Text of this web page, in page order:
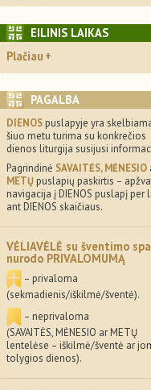
EILINIS LAIKAS
Plačiau
PAGALBA
DIENOS puslapyje yra
šiuo metu turima su konkrečios
dienos liturgija susijusi
Pagrindinė SAVAITĖS, MĖNESIO
METŲ puslapių paskirtis –
navigacija į DIENOS puslapį per
ant DIENOS skaičiaus.
VĖLIAVĖLĖ su šventimo
nurodo PRIVALOMUMĄ
– privaloma
(sekmadienis/iškilmė/šventė).
– neprivaloma
(SAVAITĖS, MĖNESIO ar METŲ
lentelėse – iškilmė/šventė ar
tolygios dienos).